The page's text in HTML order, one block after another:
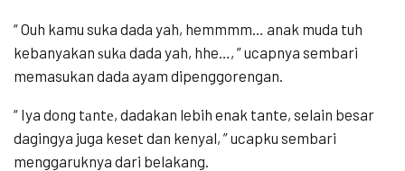
“ Ouh kamu suka dada yah, hemmmm… anak muda tuh
kebanyakan ѕukа dada yah, hhe…, ” ucapnya sembari
memasukan dada ayam dipenggorengan.
“ Iya dong tаntе, dadakan lebih enak tante, selain besar
dagingya juga keset dan kenyal, ” ucapku sembari
menggaruknya dari belakang.